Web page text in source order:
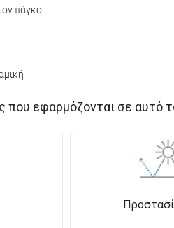
πάγκο
που εφαρμόζονται σε αυτό